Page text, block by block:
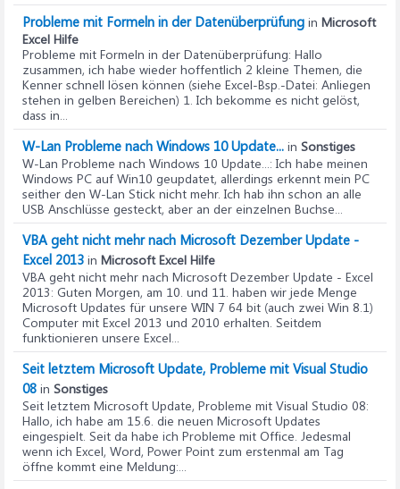
Probleme mit Formeln in der Datenüberprüfung in Microsoft
Excel Hilfe
Probleme mit Formeln in der Datenüberprüfung: Hallo
zusammen, ich habe wieder hoffentlich 2 kleine Themen, die
Kenner schnell lösen können (siehe Excel-Bsp.-Datei: Anliegen
stehen in gelben Bereichen) 1. Ich bekomme es nicht gelöst,
dass in...
W-Lan Probleme nach Windows 10 Update... in Sonstiges
W-Lan Probleme nach Windows 10 Update...: Ich habe meinen
Windows PC auf Win10 geupdatet, allerdings erkennt mein PC
seither den W-Lan Stick nicht mehr. Ich hab ihn schon an alle
USB Anschlüsse gesteckt, aber an der einzelnen Buchse...
VBA geht nicht mehr nach Microsoft Dezember Update -
Excel 2013 in Microsoft Excel Hilfe
VBA geht nicht mehr nach Microsoft Dezember Update - Excel
2013: Guten Morgen, am 10. und 11. haben wir jede Menge
Microsoft Updates für unsere WIN 7 64 bit (auch zwei Win 8.1)
Computer mit Excel 2013 und 2010 erhalten. Seitdem
funktionieren unsere Excel...
Seit letztem Microsoft Update, Probleme mit Visual Studio
08 in Sonstiges
Seit letztem Microsoft Update, Probleme mit Visual Studio 08:
Hallo, ich habe am 15.6. die neuen Microsoft Updates
eingespielt. Seit da habe ich Probleme mit Office. Jedesmal
wenn ich Excel, Word, Power Point zum erstenmal am Tag
öffne kommt eine Meldung:...